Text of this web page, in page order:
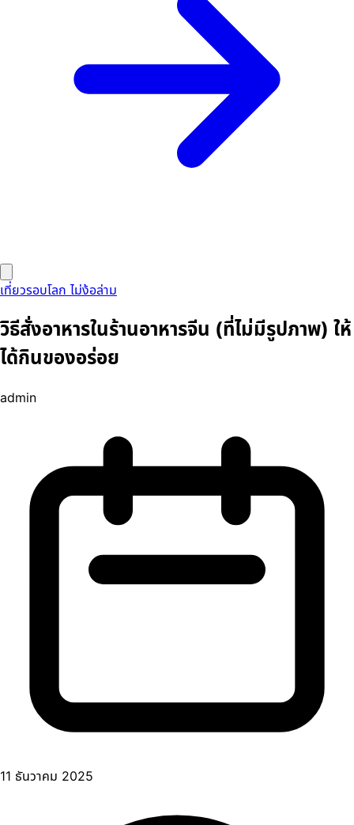
เที่ยวรอบโลก ไม่ง้อล่าม
วิธีสั่งอาหารในร้านอาหารจีน (ที่ไม่มีรูปภาพ) ให้
ได้กินของอร่อย
admin
11 ธันวาคม 2025